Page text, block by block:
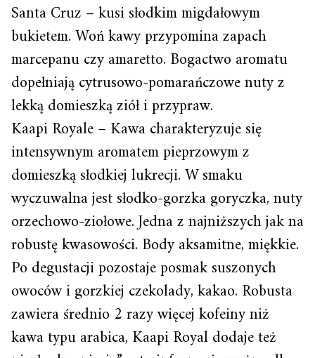
Santa Cruz – kusi słodkim migdałowym
bukietem. Woń kawy przypomina zapach
marcepanu czy amaretto. Bogactwo aromatu
dopełniają cytrusowo-pomarańczowe nuty z
lekką domieszką ziół i przypraw.
Kaapi Royale – Kawa charakteryzuje się
intensywnym aromatem pieprzowym z
domieszką słodkiej lukrecji. W smaku
wyczuwalna jest słodko-gorzka goryczka, nuty
orzechowo-ziołowe. Jedna z najniższych jak na
robustę kwasowości. Body aksamitne, miękkie.
Po degustacji pozostaje posmak suszonych
owoców i gorzkiej czekolady, kakao. Robusta
zawiera średnio 2 razy więcej kofeiny niż
kawa typu arabica, Kaapi Royal dodaje też